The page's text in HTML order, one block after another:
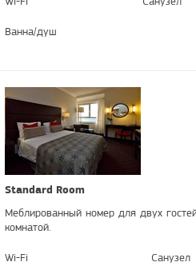
Ванна/душ
Standard Room
Меблированный номер для двух
комнатой.
Wi-Fi Санузел